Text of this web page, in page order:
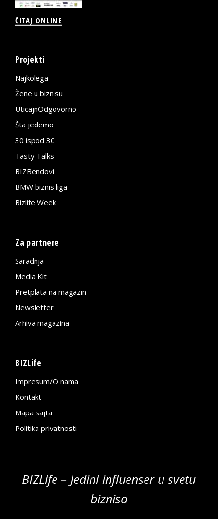
ČITAJ ONLINE
Projekti
Najkolega
Žene u biznisu
UticajnOdgovorno
Šta jedemo
30 ispod 30
Tasty Talks
BIZBendovi
BMW biznis liga
Bizlife Week
Za partnere
Saradnja
Media Kit
Pretplata na magazin
Newsletter
Arhiva magazina
BIZLife
Impresum/O nama
Kontakt
Mapa sajta
Politika privatnosti
BIZLife – Jedini influenser u svetu
biznisa